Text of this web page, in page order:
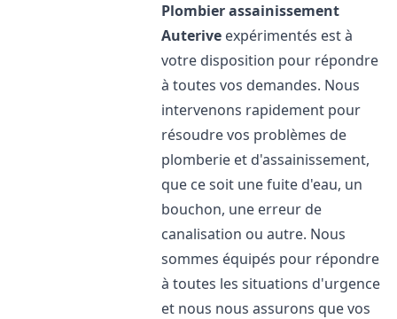
Plombier assainissement
Auterive expérimentés est à
votre disposition pour répondre
à toutes vos demandes. Nous
intervenons rapidement pour
résoudre vos problèmes de
plomberie et d'assainissement,
que ce soit une fuite d'eau, un
bouchon, une erreur de
canalisation ou autre. Nous
sommes équipés pour répondre
à toutes les situations d'urgence
et nous nous assurons que vos